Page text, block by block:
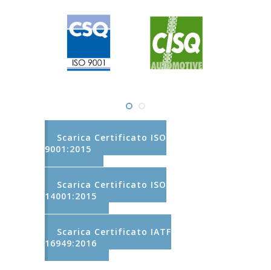
Scarica Certificato ISO
9001:2015
Scarica Certificato ISO
14001:2015
Scarica Certificato IATF
16949:2016